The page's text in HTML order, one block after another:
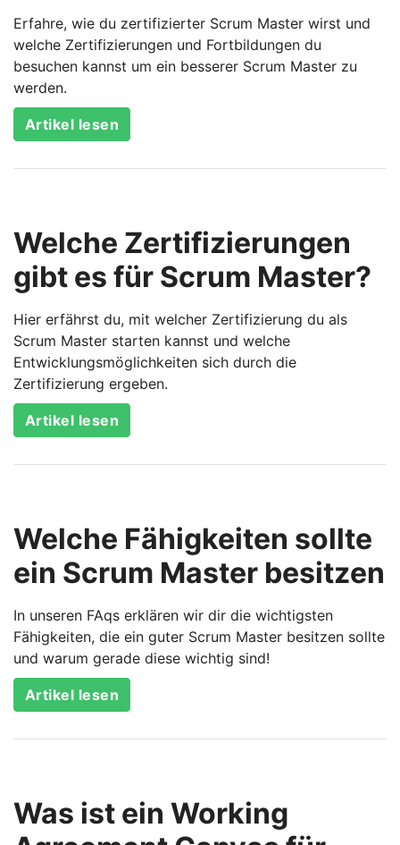
Erfahre, wie du zertifizierter Scrum Master wirst und
welche Zertifizierungen und Fortbildungen du
besuchen kannst um ein besserer Scrum Master zu
werden.
Artikel lesen
Welche Zertifizierungen
gibt es für Scrum Master?
Hier erfährst du, mit welcher Zertifizierung du als
Scrum Master starten kannst und welche
Entwicklungsmöglichkeiten sich durch die
Zertifizierung ergeben.
Artikel lesen
Welche Fähigkeiten sollte
ein Scrum Master besitzen
In unseren FAqs erklären wir dir die wichtigsten
Fähigkeiten, die ein guter Scrum Master besitzen sollte
und warum gerade diese wichtig sind!
Artikel lesen
Was ist ein Working